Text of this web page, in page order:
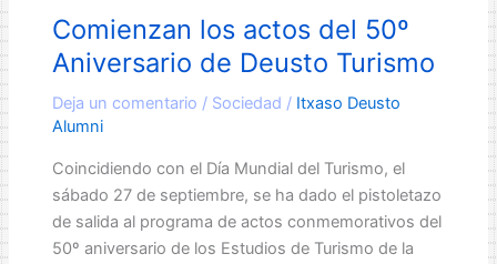
Comienzan los actos del 50º
Aniversario de Deusto Turismo
Deja un comentario / Sociedad / Itxaso Deusto
Alumni
Coincidiendo con el Día Mundial del Turismo, el
sábado 27 de septiembre, se ha dado el pistoletazo
de salida al programa de actos conmemorativos del
50º aniversario de los Estudios de Turismo de la